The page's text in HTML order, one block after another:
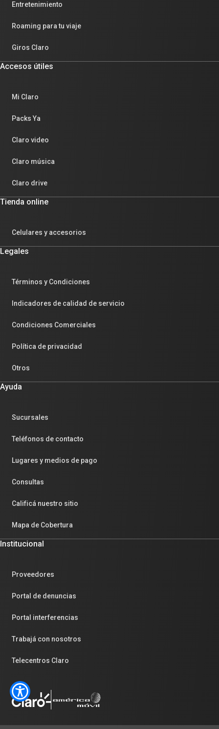
Entretenimiento
Roaming para tu viaje
Giros Claro
Accesos útiles
Mi Claro
Packs Ya
Claro video
Claro música
Claro drive
Tienda online
Celulares y accesorios
Legales
Términos y Condiciones
Indicadores de calidad de servicio
Condiciones Comerciales
Política de privacidad
Otros
Ayuda
Sucursales
Teléfonos de contacto
Lugares y medios de pago
Consultas
Calificá nuestro sitio
Mapa de Cobertura
Institucional
Proveedores
Portal de denuncias
Portal interferencias
Trabajá con nosotros
Telecentros Claro